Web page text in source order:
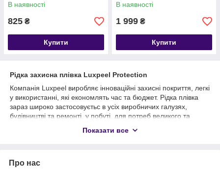
В наявності
825 ₴
Купити
В наявності
1 999 ₴
Купити
Рідка захисна плівка Luxpeel Protection
Компанія Luxpeel виробляє інноваційні захисні покриття, легкі
у використанні, які економлять час та бюджет. Рідка плівка
зараз широко застосовуєтьс в усіх виробничих галузях,
будівництві та ремонті, у побуті, для потреб великого та
тимчасовий захист і значно дешевші за закордонні аналоги.
Luxpeel Protection це:
Показати все
Про нас